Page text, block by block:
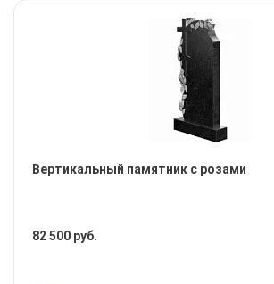
Вертикальный памятник с розами
82 500 руб.